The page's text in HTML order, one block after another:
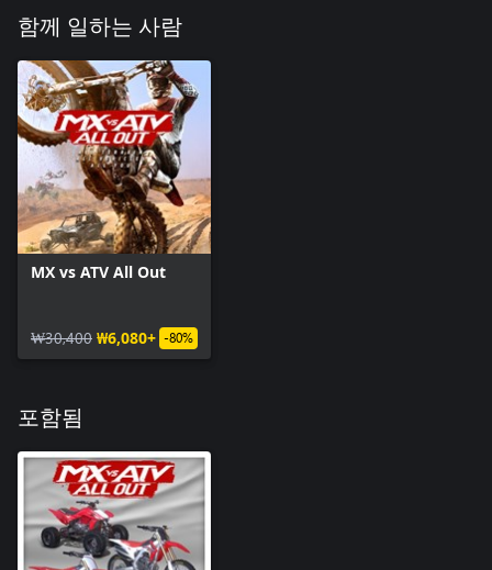
함께 일하는 사람
MX vs ATV All Out
₩30,400 ₩6,080+ -80%
포함됨